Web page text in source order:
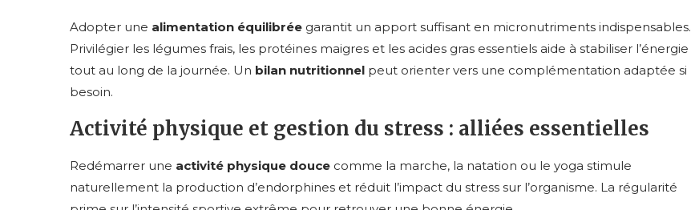
Adopter une alimentation équilibrée garantit un apport suffisant en micronutriments indispensables.
Privilégier les légumes frais, les protéines maigres et les acides gras essentiels aide à stabiliser l’énergie
tout au long de la journée. Un bilan nutritionnel peut orienter vers une complémentation adaptée si
besoin.
Activité physique et gestion du stress : alliées essentielles
Redémarrer une activité physique douce comme la marche, la natation ou le yoga stimule
naturellement la production d’endorphines et réduit l’impact du stress sur l’organisme. La régularité